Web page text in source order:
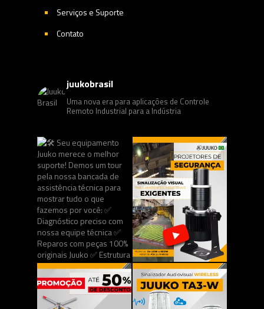
Serviços e Suporte
Contato
juukobrasil
Uma nova era para aplicações de Controle
Remoto Industrial para a Indústria